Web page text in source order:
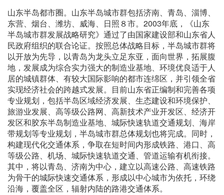
山东半岛都市圈。山东半岛城市群包括济南、青岛、淄博、
东营、烟台、潍坊、威海、日照８市。2003年底，《山东
半岛城市群发展战略研究》通过了由国家建设部和山东省人
民政府组织的联合论证。按照总体战略目标，半岛城市群将
以开放为先导，以青岛为龙头立足东亚，面向世界，拓展腹
地，发展成为综合实力强大的制造业基地、环境优良适于人
居的城镇群体、有较大国际影响的都市连绵区，并引领全省
实现经济社会的跨越式发展。目前山东省正编制和完善各项
专业规划，包括半岛区域经济发展、生态建设和环境保护、
旅游业发展、高等级公路网、高新技术产业开发区、经济开
发区和胶东半岛制造业基地、城际快速轨道交通规划、海岸
带规划等专业规划，半岛城市群总体规划也将完成。同时，
构建现代化交通体系，争取在短时间内形成铁路、港口、高
等级公路、机场、城际快速轨道交通、管道运输有机衔接。
其中，将以青岛、济南为中心，建立以高速公路、高速铁路
为骨干的城际快速交通体系，形成以中心城市为依托，环绕
沿海，覆盖全区，辐射内陆的路港交通体系。